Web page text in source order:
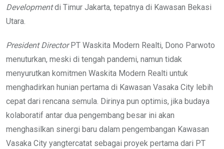
Developmentdi Timur Jakarta, tepatnya di Kawasan Bekasi
Utara.
President DirectorPT Waskita Modern Realti, Dono Parwoto
menuturkan, meski di tengah pandemi, namun tidak
menyurutkan komitmen Waskita Modern Realti untuk
menghadirkan hunian pertama di Kawasan Vasaka City lebih
cepat dari rencana semula. Dirinya pun optimis, jika budaya
kolaboratif antar dua pengembang besar ini akan
menghasilkan sinergi baru dalam pengembangan Kawasan
Vasaka City yangtercatat sebagai proyek pertama dari PT